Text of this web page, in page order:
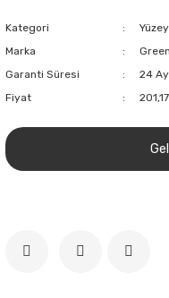
Kategori
Marka
Garanti Süresi
24 Ay
Fiyat